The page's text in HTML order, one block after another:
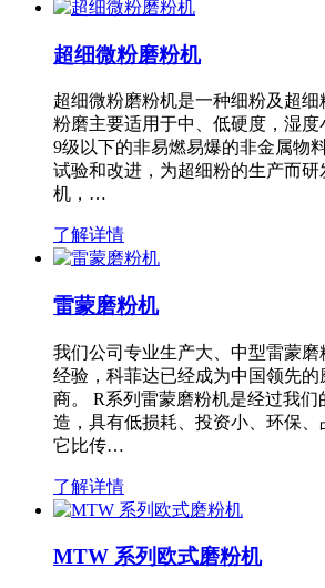
超细微粉磨粉机
超细微粉磨粉机是一种细粉及超
粉磨主要适用于中、低硬度，湿度
9级以下的非易燃易爆的非金属物
试验和改进，为超细粉的生产而
机，…
了解详情
雷蒙磨粉机
我们公司专业生产大、中型雷蒙磨
经验，科菲达已经成为中国领先
商。 R系列雷蒙磨粉机是经过我们
造，具有低损耗、投资小、环保、
它比传…
了解详情
MTW 系列欧式磨粉机